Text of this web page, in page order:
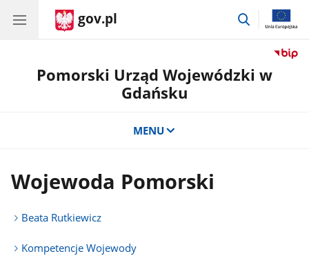
gov.pl
przejdź
Pomorski Urząd Wojewódzki w
Gdańsku
MENU
Wojewoda Pomorski
Beata Rutkiewicz
Kompetencje Wojewody